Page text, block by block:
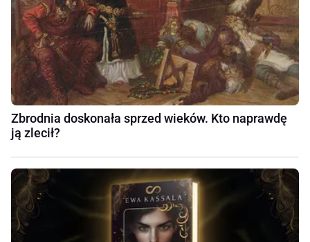
Zbrodnia doskonała sprzed wieków. Kto naprawdę
ją zlecił?